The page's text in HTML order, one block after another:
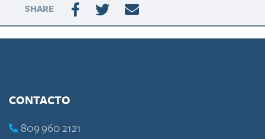
SHARE
CONTACTO
809 960 2121